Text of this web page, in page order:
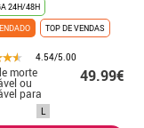
24H/48H
TOP DE VENDAS
4.54/5.00
morte
ou
para
49.99€
L